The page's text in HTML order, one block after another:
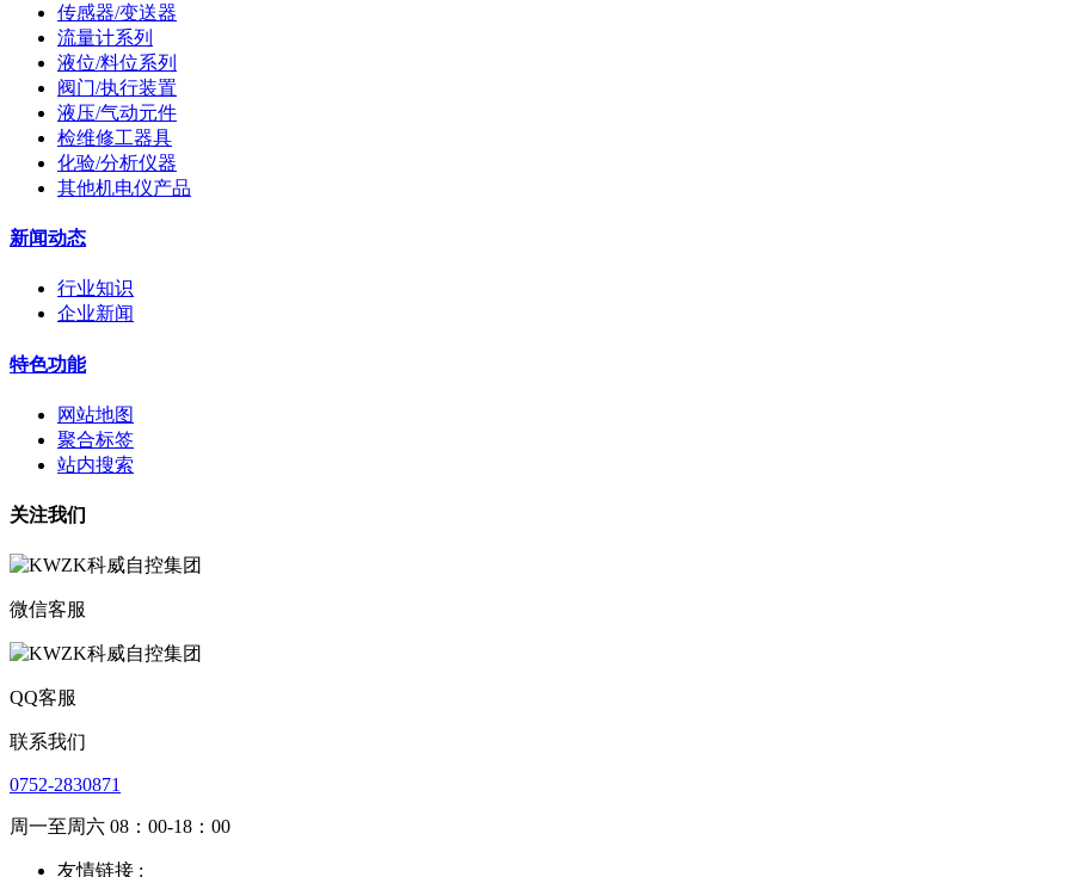
传感器/变送器
流量计系列
液位/料位系列
阀门/执行装置
液压/气动元件
检维修工器具
化验/分析仪器
其他机电仪产品
新闻动态
行业知识
企业新闻
特色功能
网站地图
聚合标签
站内搜索
关注我们
微信客服
QQ客服
联系我们
0752-2830871
周一至周六 08：00-18：00
友情链接 :